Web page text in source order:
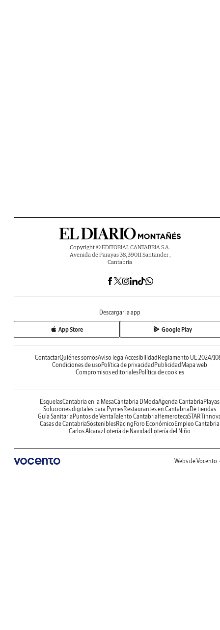
Copyright © EDITORIAL CANTABRIA S.A.
Avenida de Parayas 38, 39011 Santander ,
Cantabria
Descargar la app
App Store Google Play
ContactarQuiénes somosAviso legal Accesibilidad Reglamento UE 2024/
Condiciones de uso Política de privacidad Publicidad Mapa web
Compromisos editorialesPolítica de cookies
EsquelasCantabria en la MesaCantabria DModaAgenda Cantabria Playas
Soluciones digitales para PymesRestaurantes en Cantabria De tiendas
Guía Sanitaria Puntos de VentaTalento Cantabria Hemeroteca
Casas de CantabriaSosteniblesRacing Foro Económico Empleo Cantabria
Carlos AlcarazLotería de Navidad Lotería del Niño
Webs de Vocento